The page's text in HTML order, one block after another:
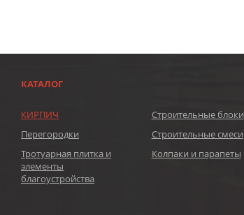
КАТАЛОГ
КИРПИЧ
Строительные блоки
Перегородки
Строительные смеси
Тротуарная плитка и
элементы
благоустройства
Колпаки и парапеты